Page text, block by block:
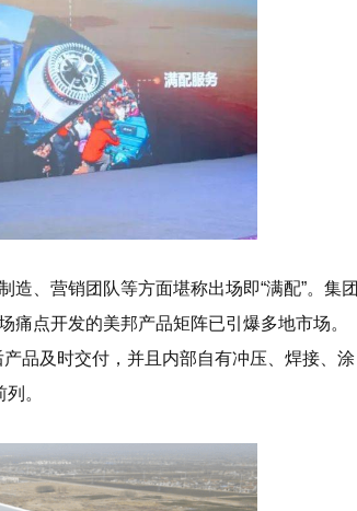
、营销团队等方面堪称出场即“满配”。集团
点开发的美邦产品矩阵已引爆多地市场。
品及时交付，并且内部自有冲压、焊接、涂
。